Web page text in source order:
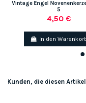
Vintage Engel
5
4,50 €
In den
Kunden, die diesen